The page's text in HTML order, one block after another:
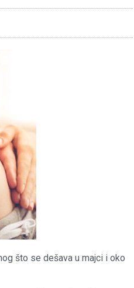
što se dešava u majci i oko